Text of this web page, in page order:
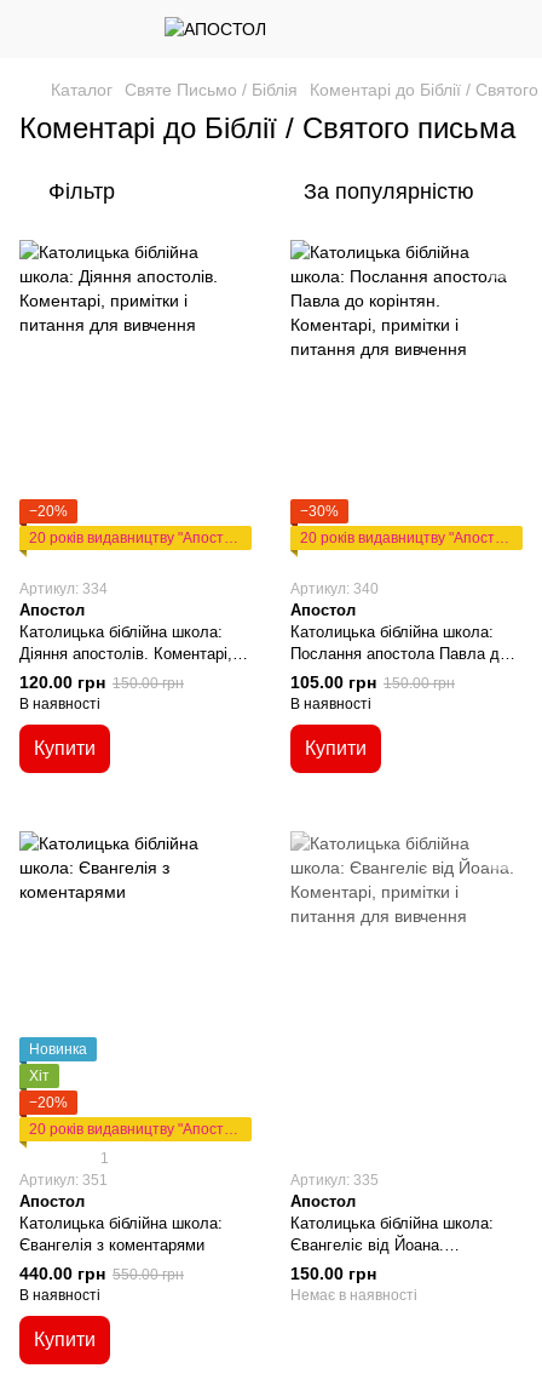
Каталог Святе Письмо / Біблія Коментарі до Біблії /
Коментарі до Біблії / Святого письма
Фільтр За популярністю
−20%
20 років видавництву "Апостол"
Артикул: 334
Апостол
Католицька біблійна школа:
Діяння апостолів. Коментарі,
примітки і питання для
вивчення
120.00 грн 150.00 грн
В наявності
Купити
−30%
20 років видавництву "Апостол"
Артикул: 340
Апостол
Католицька біблійна школа:
Послання апостола Павла до
корінтян. Коментарі, примітки і
питання для вивчення
105.00 грн 150.00 грн
В наявності
Купити
Новинка
Хіт
−20%
20 років видавництву "Апостол"
1
Артикул: 351
Апостол
Католицька біблійна школа:
Євангелія з коментарями
440.00 грн 550.00 грн
В наявності
Купити
Артикул: 335
Апостол
Католицька біблійна школа:
Євангеліє від Йоана.
Коментарі, примітки і питання
для вивчення
150.00 грн
Немає в наявності